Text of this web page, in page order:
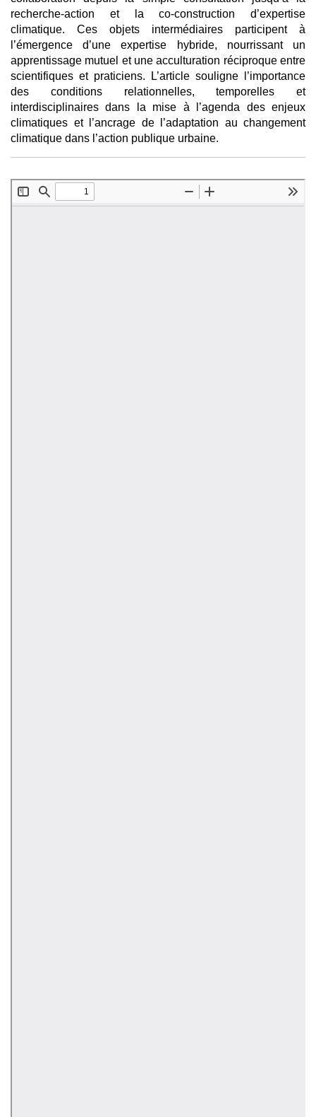
recherche-action et la co-construction d’expertise
climatique. Ces objets intermédiaires participent à
l’émergence d’une expertise hybride, nourrissant un
apprentissage mutuel et une acculturation réciproque entre
scientifiques et praticiens. L’article souligne l’importance
des conditions relationnelles, temporelles et
interdisciplinaires dans la mise à l’agenda des enjeux
climatiques et l’ancrage de l’adaptation au changement
climatique dans l’action publique urbaine.